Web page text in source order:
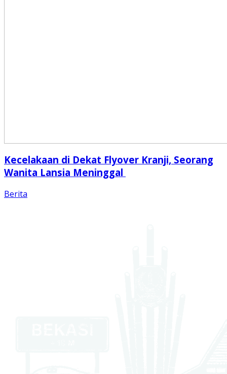
Kecelakaan di Dekat Flyover Kranji, Seorang
Wanita Lansia Meninggal
Berita